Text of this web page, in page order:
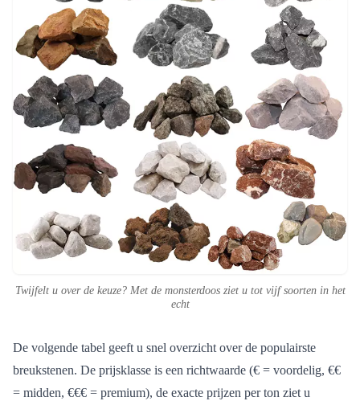
Twijfelt u over de keuze? Met de monsterdoos ziet u tot vijf soorten in het
echt
De volgende tabel geeft u snel overzicht over de populairste
breukstenen. De prijsklasse is een richtwaarde (€ = voordelig, €€
= midden, €€€ = premium), de exacte prijzen per ton ziet u